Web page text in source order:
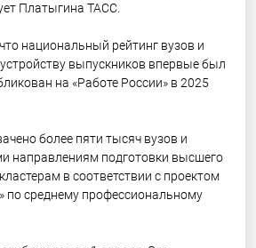
Платыгина ТАСС.
национальный рейтинг вузов и
выпускников впервые был
на «Работе России» в 2025
более пяти тысяч вузов и
направлениям подготовки высшего
в соответствии с проектом
по среднему профессиональному